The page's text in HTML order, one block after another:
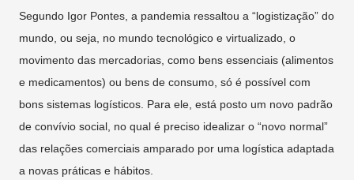
Segundo Igor Pontes, a pandemia ressaltou a “logistização” do
mundo, ou seja, no mundo tecnológico e virtualizado, o
movimento das mercadorias, como bens essenciais (alimentos
e medicamentos) ou bens de consumo, só é possível com
bons sistemas logísticos. Para ele, está posto um novo padrão
de convívio social, no qual é preciso idealizar o “novo normal”
das relações comerciais amparado por uma logística adaptada
a novas práticas e hábitos.